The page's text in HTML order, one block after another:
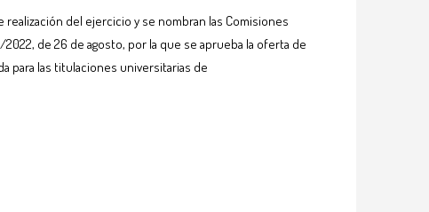
del ejercicio y se nombran las Comisiones
de 26 de agosto, por la que se aprueba la oferta de
para las titulaciones universitarias de